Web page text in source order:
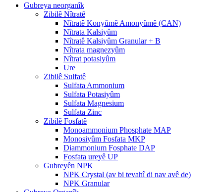
Gubreya neorganîk
Zibilê Nîtratê
Nîtratê Konyûmê Amonyûmê (CAN)
Nîtrata Kalsiyûm
Nîtratê Kalsiyûm Granular + B
Nîtrata magnezyûm
Nîtrat potasiyûm
Ure
Zibilê Sulfatê
Sulfata Ammonium
Sulfata Potasiyûm
Sulfata Magnesium
Sulfata Zinc
Zibilê Fosfatê
Monoammonium Phosphate MAP
Monosiyûm Fosfata MKP
Diammonium Fosphate DAP
Fosfata ureyê UP
Gubreyên NPK
NPK Crystal (av bi tevahî di nav avê de)
NPK Granular